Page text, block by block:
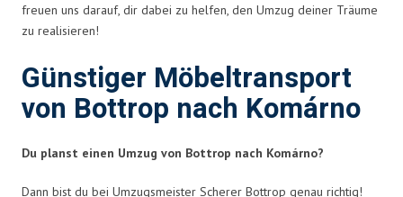
freuen uns darauf, dir dabei zu helfen, den Umzug deiner Träume
zu realisieren!
Günstiger Möbeltransport
von Bottrop nach Komárno
Du planst einen Umzug von Bottrop nach Komárno?
Dann bist du bei Umzugsmeister Scherer Bottrop genau richtig!